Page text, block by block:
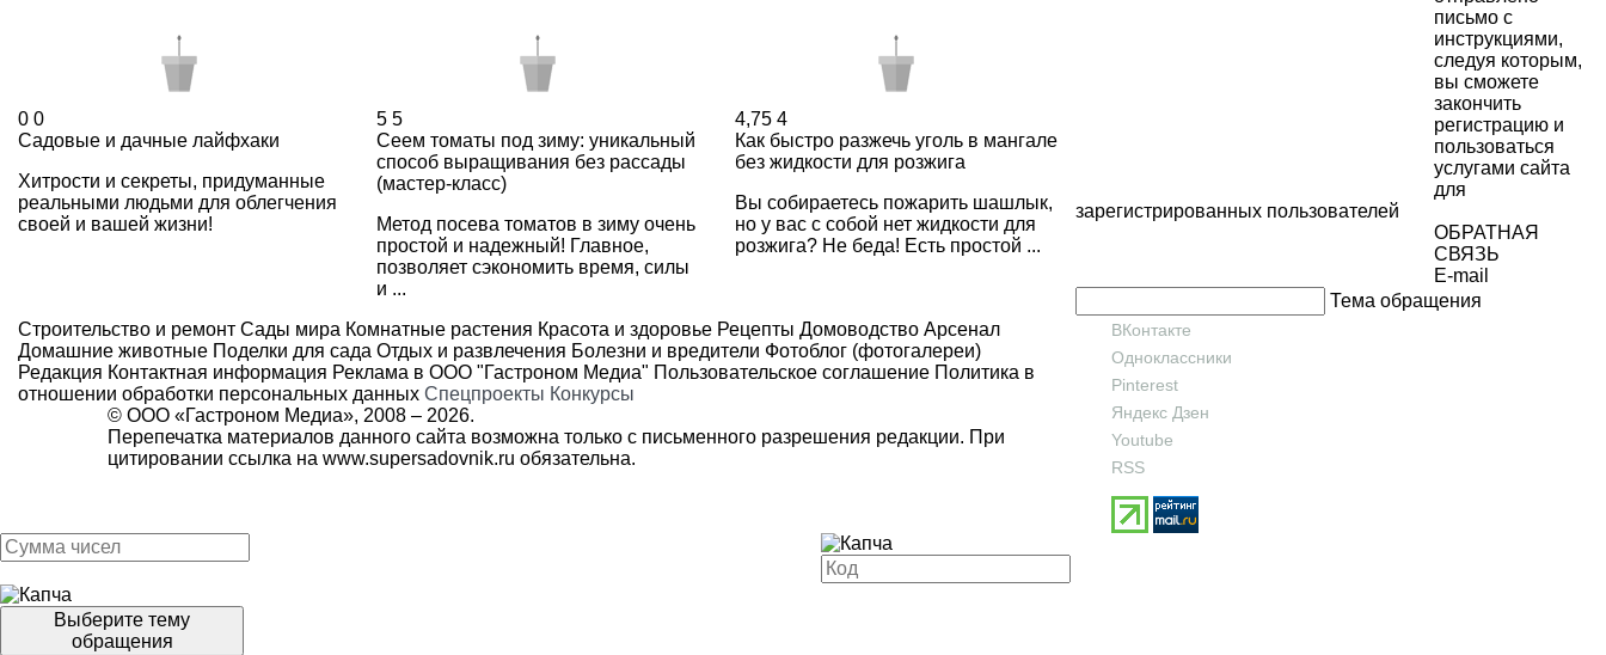
0 0
Садовые и дачные лайфхаки
Хитрости и секреты, придуманные
реальными людьми для облегчения
своей и вашей жизни!
5 5
Сеем томаты под зиму: уникальный
способ выращивания без рассады
(мастер-класс)
Метод посева томатов в зиму очень
простой и надежный! Главное,
позволяет сэкономить время, силы
и ...
4,75 4
Как быстро разжечь уголь в мангале
без жидкости для розжига
Вы собираетесь пожарить шашлык,
но у вас с собой нет жидкости для
розжига? Не беда! Есть простой ...
Строительство и ремонт Сады мира Комнатные растения Красота и здоровье Рецепты Домоводство Арсенал
Домашние животные Поделки для сада Отдых и развлечения Болезни и вредители Фотоблог (фотогалереи)
Редакция Контактная информация Реклама в ООО "Гастроном Медиа" Пользовательское соглашение Политика в
отношении обработки персональных данных Спецпроекты Конкурсы
© ООО «Гастроном Медиа», 2008 – 2026.
Перепечатка материалов данного сайта возможна только с письменного разрешения редакции. При
цитировании ссылка на www.supersadovnik.ru обязательна.
ВКонтакте
Одноклассники
Pinterest
Яндекс Дзен
Youtube
RSS
письмо с
инструкциями,
следуя которым,
вы сможете
закончить
регистрацию и
пользоваться
услугами сайта
для
зарегистрированных пользователей
ОБРАТНАЯ
СВЯЗЬ
E-mail
Тема обращения
Выберите тему
обращения